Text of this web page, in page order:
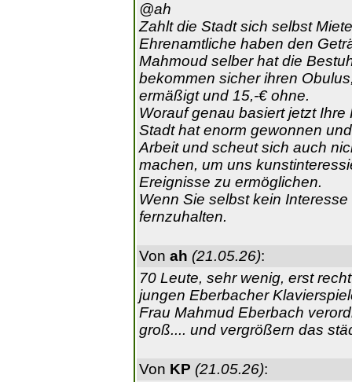
@ah
Zahlt die Stadt sich selbst
Ehrenamtliche haben den
Mahmoud selber hat die
bekommen sicher ihren
ermäßigt und 15,-€ ohne.
Worauf genau basiert jetzt
Stadt hat enorm gewonnen
Arbeit und scheut sich auch
machen, um uns
Ereignisse zu ermöglichen.
Wenn Sie selbst kein
fernzuhalten.
Von ah (21.05.26):
70 Leute, sehr wenig, erst
jungen Eberbacher
Frau Mahmud Eberbach
groß.... und vergrößern das
Von KP (21.05.26):